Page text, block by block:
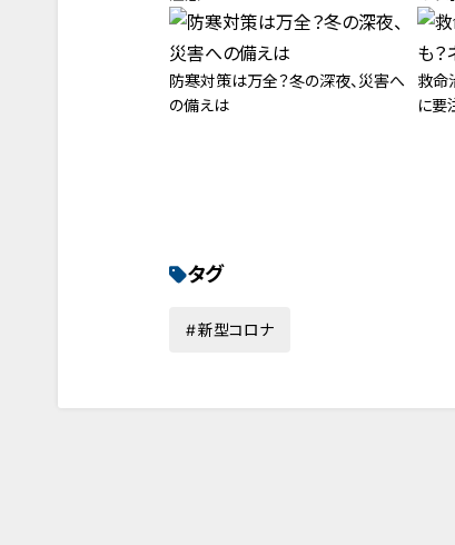
防寒対策は万全？冬の深夜、災害へ
の備えは
救命
に要
タグ
新型コロナ